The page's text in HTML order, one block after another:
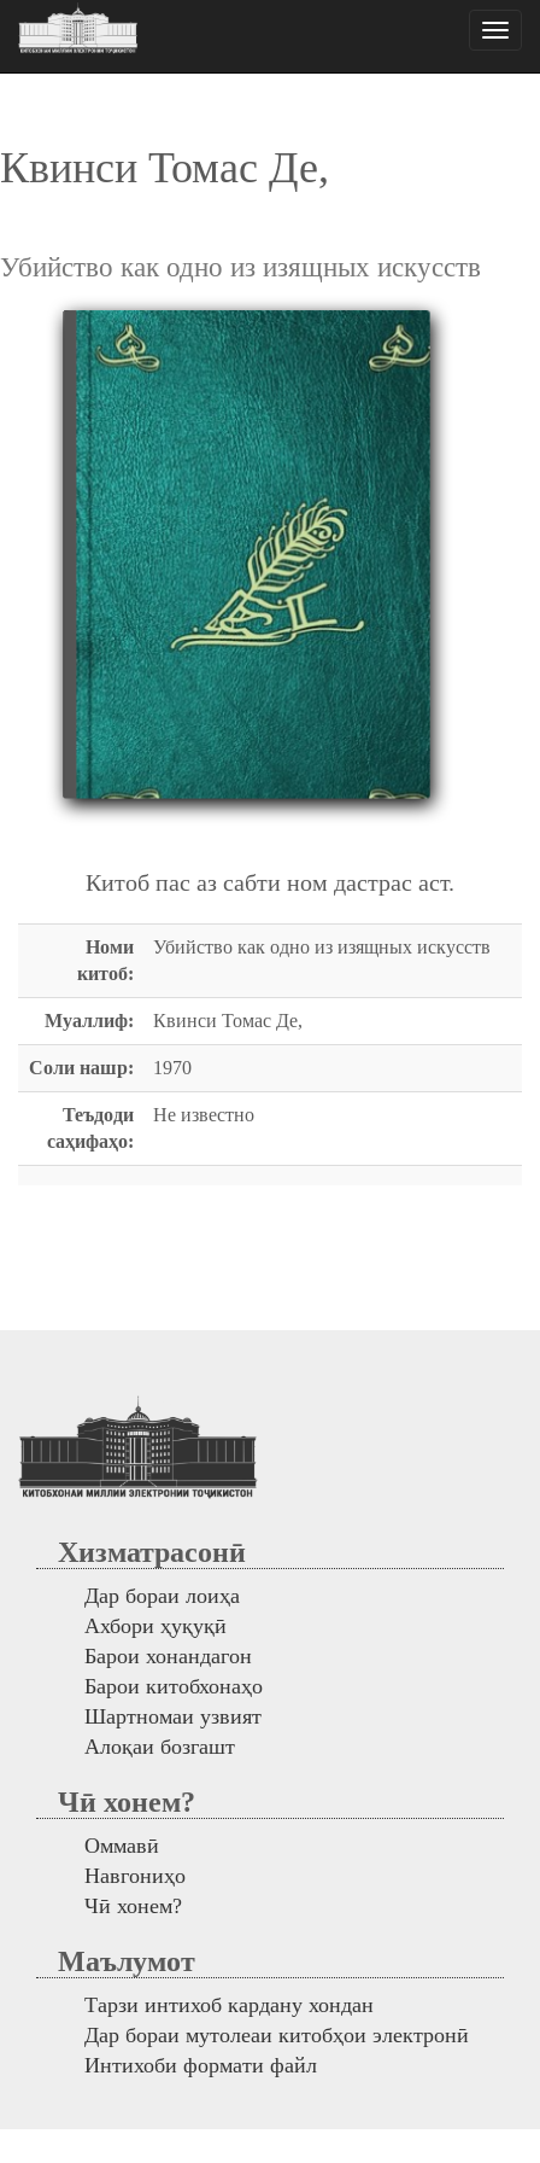
Toggle
Квинси Томас Де,
Убийство как одно из изящных искусств
Китоб пас аз сабти ном дастрас аст.
Номи
китоб:
Убийство как одно из изящных искусств
Муаллиф: Квинси Томас Де,
Соли нашр: 1970
Теъдоди
саҳифаҳо:
Не известно
Хизматрасонӣ
Дар бораи лоиҳа
Ахбори ҳуқуқӣ
Барои хонандагон
Барои китобхонаҳо
Шартномаи узвият
Алоқаи бозгашт
Чӣ хонем?
Оммавӣ
Навгониҳо
Чӣ хонем?
Маълумот
Тарзи интихоб кардану хондан
Дар бораи мутолеаи китобҳои электронӣ
Интихоби формати файл